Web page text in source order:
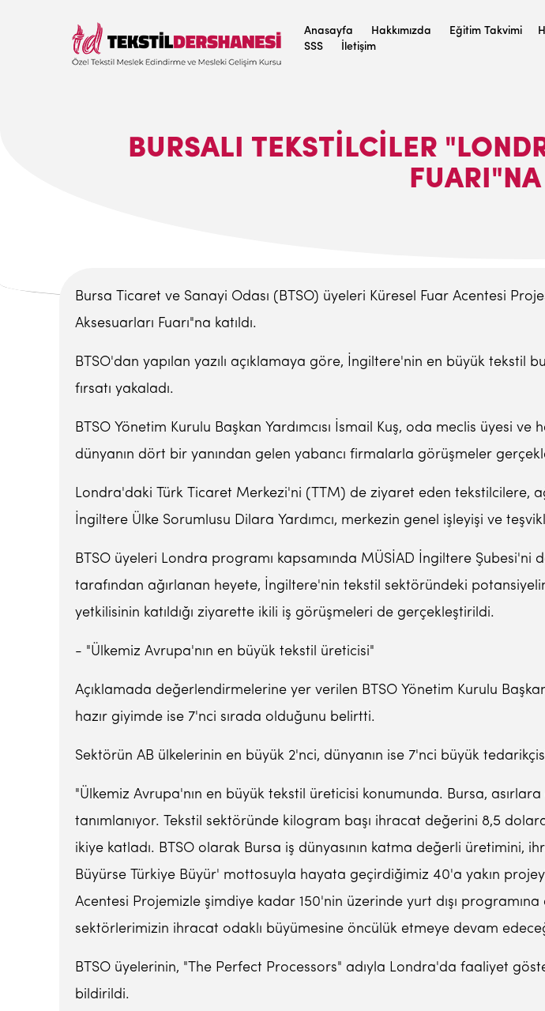
Anasayfa Hakkımızda Eğitim Takvimi
SSS
İletişim
BURSALI TEKSTILCILER
Bursa Ticaret ve Sanayi Odası (BTSO) üyeleri Küresel Fuar Acentesi
Aksesuarları Fuarı"na katıldı.
BTSO'dan yapılan yazılı açıklamaya göre, İngiltere'nin en büyük tekstil
fırsatı yakaladı.
BTSO Yönetim Kurulu Başkan Yardımcısı İsmail Kuş, oda meclis üyesi
dünyanın dört bir yanından gelen yabancı firmalarla görüşmeler
Londra'daki Türk Ticaret Merkezi'ni (TTM) de ziyaret eden tekstilcilere,
İngiltere Ülke Sorumlusu Dilara Yardımcı, merkezin genel işleyişi ve
BTSO üyeleri Londra programı kapsamında MÜSİAD İngiltere Şubesi'ni
tarafından ağırlanan heyete, İngiltere'nin tekstil sektöründeki
yetkilisinin katıldığı ziyarette ikili iş görüşmeleri de gerçekleştirildi.
- "Ülkemiz Avrupa'nın en büyük tekstil üreticisi"
Açıklamada değerlendirmelerine yer verilen BTSO Yönetim Kurulu
hazır giyimde ise 7'nci sırada olduğunu belirtti.
Sektörün AB ülkelerinin en büyük 2'nci, dünyanın ise 7'nci büyük
"Ülkemiz Avrupa'nın en büyük tekstil üreticisi konumunda. Bursa,
tanımlanıyor. Tekstil sektöründe kilogram başı ihracat değerini 8,5
ikiye katladı. BTSO olarak Bursa iş dünyasının katma değerli üretimini,
Büyürse Türkiye Büyür' mottosuyla hayata geçirdiğimiz 40'a yakın
Acentesi Projemizle şimdiye kadar 150'nin üzerinde yurt dışı programına
sektörlerimizin ihracat odaklı büyümesine öncülük etmeye devam
BTSO üyelerinin, "The Perfect Processors" adıyla Londra'da faaliyet
bildirildi.